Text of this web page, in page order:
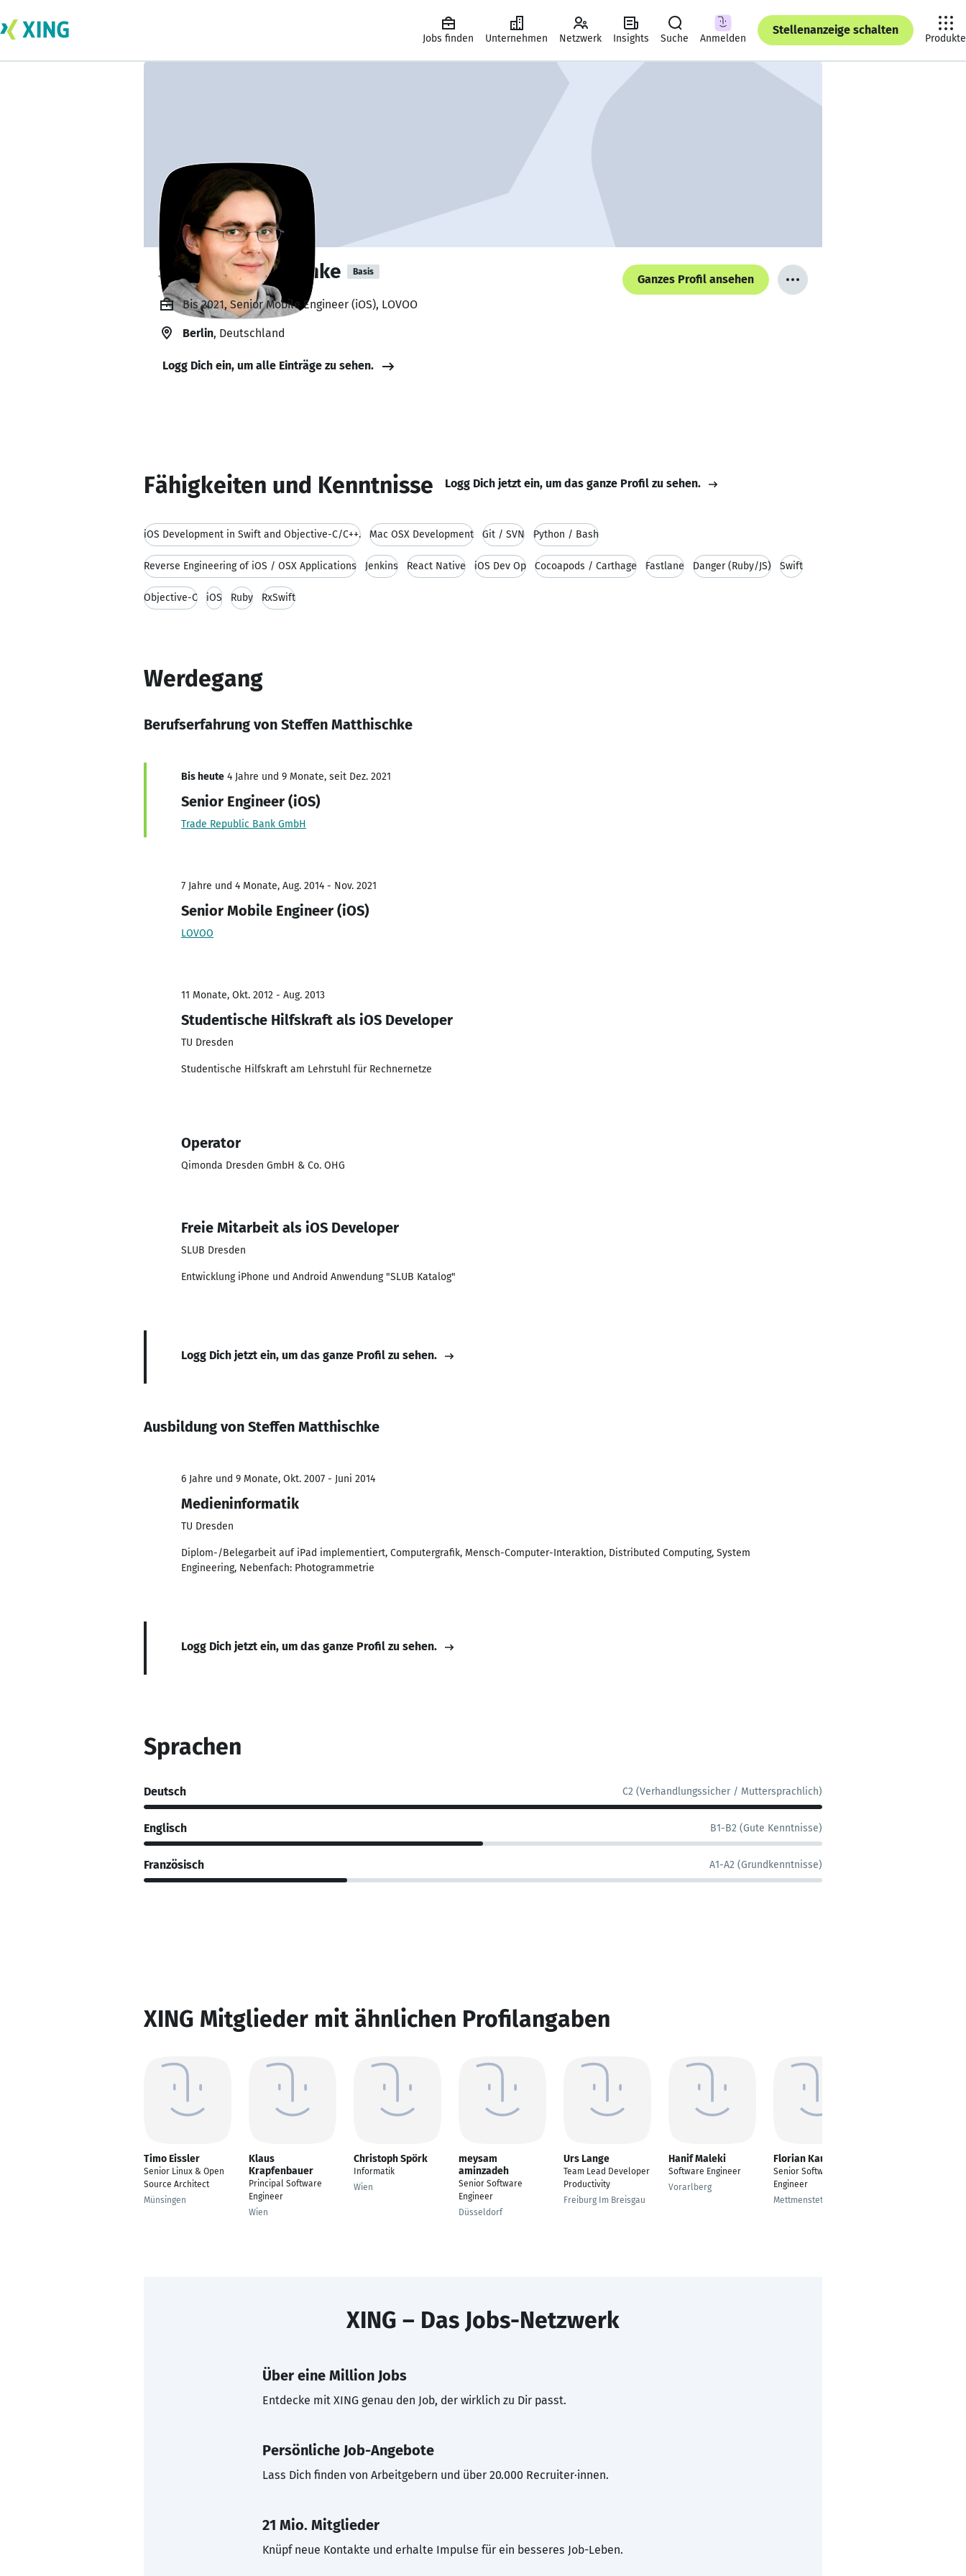
Jobs finden Unternehmen Netzwerk Insights Suche Anmelden
Stellenanzeige schalten
Produkte
Steffen Matthischke Basis
Ganzes Profil ansehen
Bis 2021, Senior Mobile Engineer (iOS), LOVOO
Berlin, Deutschland
Logg Dich ein, um alle Einträge zu sehen.
Fähigkeiten und Kenntnisse Logg Dich jetzt ein, um das ganze Profil zu sehen.
iOS Development in Swift and Objective-C/C++. Mac OSX Development Git / SVN Python / Bash
Reverse Engineering of iOS / OSX Applications Jenkins React Native iOS Dev Op Cocoapods / Carthage Fastlane Danger (Ruby/JS) Swift
Objective-C iOS Ruby RxSwift
Werdegang
Berufserfahrung von Steffen Matthischke
Bis heute 4 Jahre und 9 Monate, seit Dez. 2021
Senior Engineer (iOS)
Trade Republic Bank GmbH
7 Jahre und 4 Monate, Aug. 2014 - Nov. 2021
Senior Mobile Engineer (iOS)
LOVOO
11 Monate, Okt. 2012 - Aug. 2013
Studentische Hilfskraft als iOS Developer
TU Dresden
Studentische Hilfskraft am Lehrstuhl für Rechnernetze
Operator
Qimonda Dresden GmbH & Co. OHG
Freie Mitarbeit als iOS Developer
SLUB Dresden
Entwicklung iPhone und Android Anwendung "SLUB Katalog"
Logg Dich jetzt ein, um das ganze Profil zu sehen.
Ausbildung von Steffen Matthischke
6 Jahre und 9 Monate, Okt. 2007 - Juni 2014
Medieninformatik
TU Dresden
Diplom-/Belegarbeit auf iPad implementiert, Computergrafik, Mensch-Computer-Interaktion, Distributed Computing, System
Engineering, Nebenfach: Photogrammetrie
Logg Dich jetzt ein, um das ganze Profil zu sehen.
Sprachen
Deutsch C2 (Verhandlungssicher / Muttersprachlich)
Englisch B1-B2 (Gute Kenntnisse)
Französisch A1-A2 (Grundkenntnisse)
XING Mitglieder mit ähnlichen Profilangaben
Timo Eissler
Senior Linux & Open
Source Architect
Münsingen
Klaus
Krapfenbauer
Principal Software
Engineer
Wien
Christoph Spörk
Informatik
Wien
meysam
aminzadeh
Senior Software
Engineer
Düsseldorf
Urs Lange
Team Lead Developer
Productivity
Freiburg Im Breisgau
Hanif Maleki
Software Engineer
Vorarlberg
Florian Kaufmann
Senior Software
Engineer
Mettmenstetten
XING – Das Jobs-Netzwerk
Über eine Million Jobs
Entdecke mit XING genau den Job, der wirklich zu Dir passt.
Persönliche Job-Angebote
Lass Dich finden von Arbeitgebern und über 20.000 Recruiter·innen.
21 Mio. Mitglieder
Knüpf neue Kontakte und erhalte Impulse für ein besseres Job-Leben.